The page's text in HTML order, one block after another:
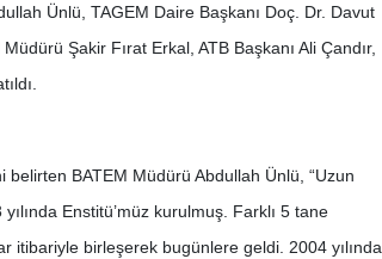
Ünlü, TAGEM Daire Başkanı Doç. Dr. Davut
Şakir Fırat Erkal, ATB Başkanı Ali Çandır,
BATEM Müdürü Abdullah Ünlü, “Uzun
Enstitü’müz kurulmuş. Farklı 5 tane
itibariyle birleşerek bugünlere geldi. 2004 yılında